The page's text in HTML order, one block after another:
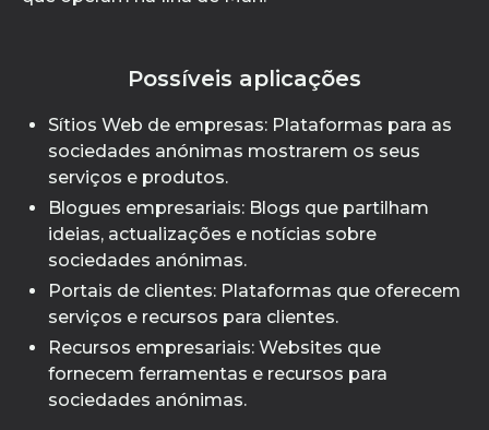
Possíveis aplicações
Sítios Web de empresas: Plataformas para as
sociedades anónimas mostrarem os seus
serviços e produtos.
Blogues empresariais: Blogs que partilham
ideias, actualizações e notícias sobre
sociedades anónimas.
Portais de clientes: Plataformas que oferecem
serviços e recursos para clientes.
Recursos empresariais: Websites que
fornecem ferramentas e recursos para
sociedades anónimas.